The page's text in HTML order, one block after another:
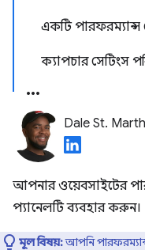
একটি
ক্যাপচার সেটিংস
Dale St.
আপনার ওয়েবসাইটের
প্যানেলটি ব্যবহার করুন।
মূল বিষয়:আপনি